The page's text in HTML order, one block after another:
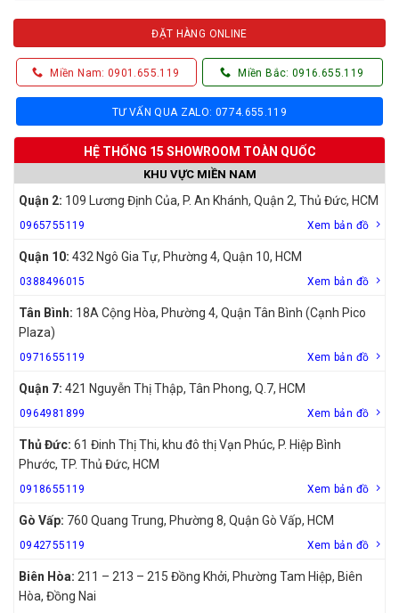
ĐẶT HÀNG ONLINE
Miền Nam: 0901.655.119 Miền Bắc: 0916.655.119
TƯ VẤN QUA ZALO: 0774.655.119
HỆ THỐNG 15 SHOWROOM TOÀN QUỐC
KHU VỰC MIỀN NAM
Quận 2: 109 Lương Định Của, P. An Khánh, Quận 2, Thủ Đức, HCM
0965755119 Xem bản đồ
Quận 10: 432 Ngô Gia Tự, Phường 4, Quận 10, HCM
0388496015 Xem bản đồ
Tân Bình: 18A Cộng Hòa, Phường 4, Quận Tân Bình (Cạnh Pico
Plaza)
0971655119 Xem bản đồ
Quận 7: 421 Nguyễn Thị Thập, Tân Phong, Q.7, HCM
0964981899 Xem bản đồ
Thủ Đức: 61 Đinh Thị Thi, khu đô thị Vạn Phúc, P. Hiệp Bình
Phước, TP. Thủ Đức, HCM
0918655119 Xem bản đồ
Gò Vấp: 760 Quang Trung, Phường 8, Quận Gò Vấp, HCM
0942755119 Xem bản đồ
Biên Hòa: 211 – 213 – 215 Đồng Khởi, Phường Tam Hiệp, Biên
Hòa, Đồng Nai